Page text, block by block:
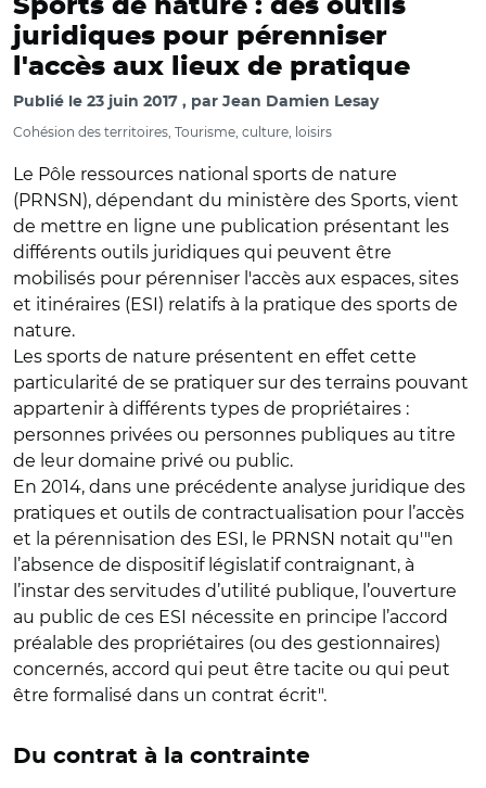
Sports de nature : des outils
juridiques pour pérenniser
l'accès aux lieux de pratique
Publié le 23 juin 2017 par Jean Damien Lesay
Cohésion des territoires, Tourisme, culture, loisirs
Le Pôle ressources national sports de nature
(PRNSN), dépendant du ministère des Sports, vient
de mettre en ligne une publication présentant les
différents outils juridiques qui peuvent être
mobilisés pour pérenniser l'accès aux espaces, sites
et itinéraires (ESI) relatifs à la pratique des sports de
nature.
Les sports de nature présentent en effet cette
particularité de se pratiquer sur des terrains pouvant
appartenir à différents types de propriétaires :
personnes privées ou personnes publiques au titre
de leur domaine privé ou public.
En 2014, dans une précédente analyse juridique des
pratiques et outils de contractualisation pour l’accès
et la pérennisation des ESI, le PRNSN notait qu'"en
l’absence de dispositif législatif contraignant, à
l’instar des servitudes d’utilité publique, l’ouverture
au public de ces ESI nécessite en principe l’accord
préalable des propriétaires (ou des gestionnaires)
concernés, accord qui peut être tacite ou qui peut
être formalisé dans un contrat écrit".
Du contrat à la contrainte